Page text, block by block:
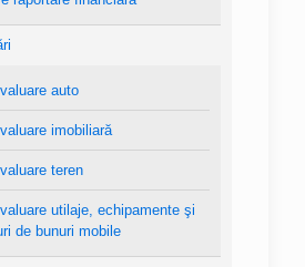
auto
imobiliară
teren
utilaje, echipamente şi
de bunuri mobile